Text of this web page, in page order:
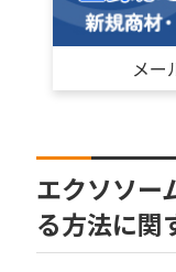
メー
エクソソー
る方法に関